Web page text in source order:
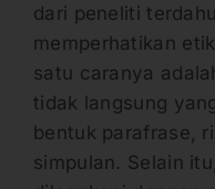
dari peneliti
memperhatikan
satu caranya
tidak langsung
bentuk parafrase,
simpulan. Selain